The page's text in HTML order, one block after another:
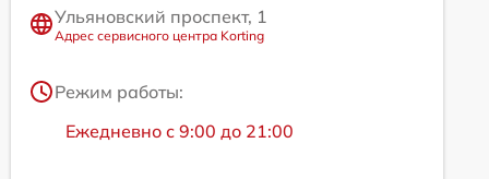
Ульяновский проспект, 1
Адрес сервисного центра Korting
Режим работы:
Ежедневно с 9:00 до 21:00